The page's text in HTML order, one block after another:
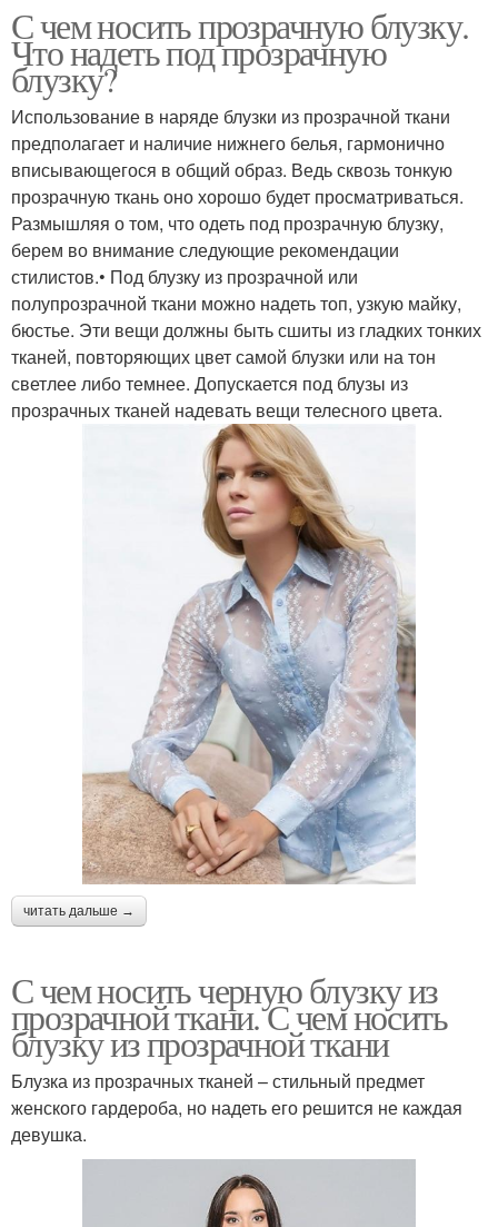
С чем носить прозрачную блузку.
Что надеть под прозрачную
блузку?
Использование в наряде блузки из прозрачной ткани
предполагает и наличие нижнего белья, гармонично
вписывающегося в общий образ. Ведь сквозь тонкую
прозрачную ткань оно хорошо будет просматриваться.
Размышляя о том, что одеть под прозрачную блузку,
берем во внимание следующие рекомендации
стилистов.• Под блузку из прозрачной или
полупрозрачной ткани можно надеть топ, узкую майку,
бюстье. Эти вещи должны быть сшиты из гладких тонких
тканей, повторяющих цвет самой блузки или на тон
светлее либо темнее. Допускается под блузы из
прозрачных тканей надевать вещи телесного цвета.
читать дальше →
С чем носить черную блузку из
прозрачной ткани. С чем носить
блузку из прозрачной ткани
Блузка из прозрачных тканей – стильный предмет
женского гардероба, но надеть его решится не каждая
девушка.